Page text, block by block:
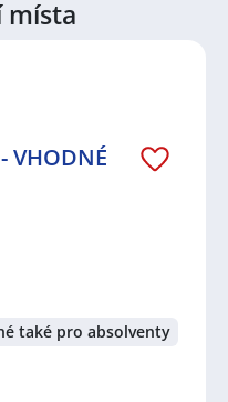
místa
také pro absolventy